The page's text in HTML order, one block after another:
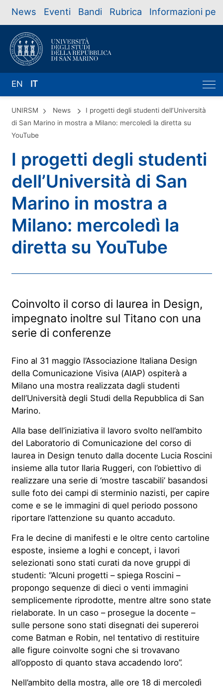
News Eventi Bandi Rubrica Informazioni per
EN IT
UNIRSM News
I progetti degli studenti dell’Università
di San Marino in mostra a Milano: mercoledì la diretta su
YouTube
I progetti degli studenti
dell’Università di San
Marino in mostra a
Milano: mercoledì la
diretta su YouTube
Coinvolto il corso di laurea in Design,
impegnato inoltre sul Titano con una
serie di conferenze
Fino al 31 maggio l’Associazione Italiana Design
della Comunicazione Visiva (AIAP) ospiterà a
Milano una mostra realizzata dagli studenti
dell’Università degli Studi della Repubblica di San
Marino.
Alla base dell’iniziativa il lavoro svolto nell’ambito
del Laboratorio di Comunicazione del corso di
laurea in Design tenuto dalla docente Lucia Roscini
insieme alla tutor Ilaria Ruggeri, con l’obiettivo di
realizzare una serie di ‘mostre tascabili’ basandosi
sulle foto dei campi di sterminio nazisti, per capire
come e se le immagini di quel periodo possono
riportare l’attenzione su quanto accaduto.
Fra le decine di manifesti e le oltre cento cartoline
esposte, insieme a loghi e concept, i lavori
selezionati sono stati curati da nove gruppi di
studenti: “Alcuni progetti – spiega Roscini –
propongo sequenze di dieci o venti immagini
semplicemente riprodotte, mentre altre sono state
rielaborate. In un caso – prosegue la docente –
sulle persone sono stati disegnati dei supereroi
come Batman e Robin, nel tentativo di restituire
alle figure coinvolte sogni che si trovavano
all’opposto di quanto stava accadendo loro”.
Nell’ambito della mostra, alle ore 18 di mercoledì